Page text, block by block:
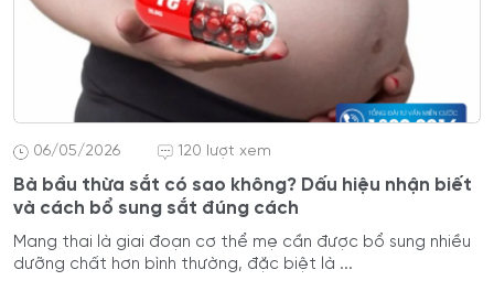
06/05/2026 120 lượt xem
Bà bầu thừa sắt có sao không? Dấu hiệu nhận biết
và cách bổ sung sắt đúng cách
Mang thai là giai đoạn cơ thể mẹ cần được bổ sung nhiều
dưỡng chất hơn bình thường, đặc biệt là ...